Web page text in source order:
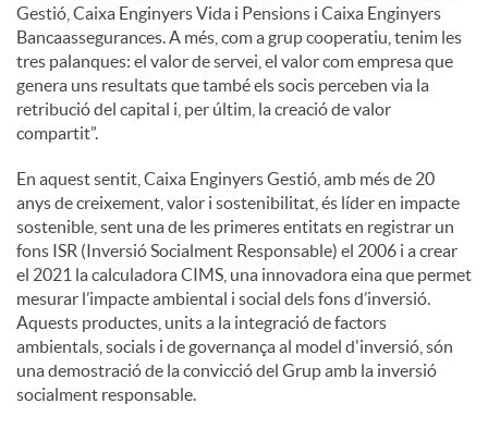
Gestió, Caixa Enginyers Vida i Pensions i Caixa Enginyers
Bancaassegurances. A més, com a grup cooperatiu, tenim les
tres palanques: el valor de servei, el valor com empresa que
genera uns resultats que també els socis perceben via la
retribució del capital i, per últim, la creació de valor
compartit”.
En aquest sentit, Caixa Enginyers Gestió, amb més de 20
anys de creixement, valor i sostenibilitat, és líder en impacte
sostenible, sent una de les primeres entitats en registrar un
fons ISR (Inversió Socialment Responsable) el 2006 i a crear
el 2021 la calculadora CIMS, una innovadora eina que permet
mesurar l’impacte ambiental i social dels fons d’inversió.
Aquests productes, units a la integració de factors
ambientals, socials i de governança al model d'inversió, són
una demostració de la convicció del Grup amb la inversió
socialment responsable.